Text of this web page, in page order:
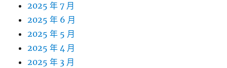
2025 年 7 月
2025 年 6 月
2025 年 5 月
2025 年 4 月
2025 年 3 月